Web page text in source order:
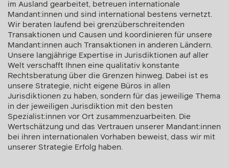
im Ausland gearbeitet, betreuen internationale
Mandant:innen und sind international bestens vernetzt.
Wir beraten laufend bei grenzüberschreitenden
Transaktionen und Causen und koordinieren für unsere
Mandant:innen auch Transaktionen in anderen Ländern.
Unsere langjährige Expertise in Jurisdiktionen auf aller
Welt verschafft Ihnen eine qualitativ konstante
Rechtsberatung über die Grenzen hinweg. Dabei ist es
unsere Strategie, nicht eigene Büros in allen
Jurisdiktionen zu haben, sondern für das jeweilige Thema
in der jeweiligen Jurisdiktion mit den besten
Spezialist:innen vor Ort zusammenzuarbeiten. Die
Wertschätzung und das Vertrauen unserer Mandant:innen
bei ihren internationalen Vorhaben beweist, dass wir mit
unserer Strategie Erfolg haben.